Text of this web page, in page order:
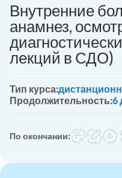
Внутренние
анамнез,
лекций в СДО)
Тип курса:
Продолжительность:6
По окончании: